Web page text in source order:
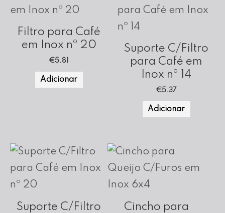
Filtro para Café
em Inox nº 20
€5.81
Adicionar
Suporte C/Filtro
para Café em
Inox nº 14
€5.37
Adicionar
Suporte C/Filtro
Cincho para